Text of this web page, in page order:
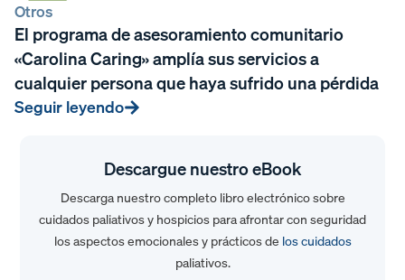
Otros
El programa de asesoramiento comunitario
«Carolina Caring» amplía sus servicios a
cualquier persona que haya sufrido una pérdida
Seguir leyendo
Descargue nuestro eBook
Descarga nuestro completo libro electrónico sobre
cuidados paliativos y hospicios para afrontar con seguridad
los aspectos emocionales y prácticos de los cuidados
paliativos.